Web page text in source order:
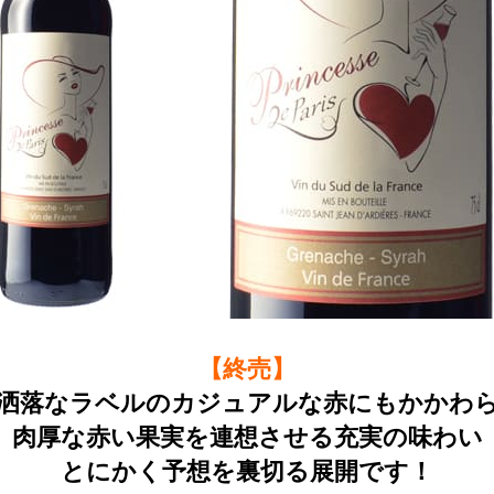
【終売】
落なラベルのカジュアルな赤にもかかわ
肉厚な赤い果実を連想させる充実の味わい
とにかく予想を裏切る展開です！